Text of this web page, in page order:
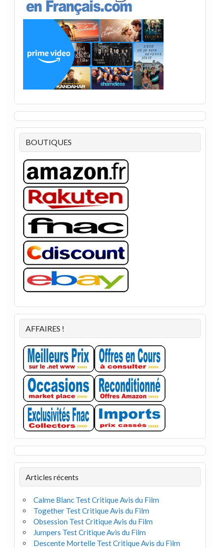
BOUTIQUES
AFFAIRES !
Articles récents
Calme Blanc Test Critique Avis du Film
Together Test Critique Avis du Film
Obsession Test Critique Avis du Film
Jumpers Test Critique Avis du Film
Descente Mortelle Test Critique Avis du Film